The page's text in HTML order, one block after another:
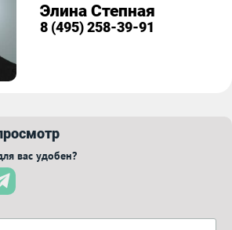
Элина Степная
8 (495) 258-39-91
вас удобен?